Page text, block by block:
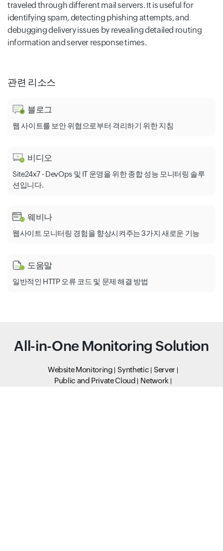
traveled through different mail servers. It is useful for
identifying spam, detecting phishing attempts, and
debugging delivery issues by revealing detailed routing
information and server response times.
관련 리소스
블로그
웹 사이트를 보안 위협으로부터 격리하기 위한 지침
비디오
Site24x7 - DevOps 및 IT 운영을 위한 종합 성능 모니터링 솔루
션입니다.
웨비나
웹사이트 모니터링 경험을 향상시켜주는 3가지 새로운 기능
도움말
일반적인 HTTP 오류 코드 및 문제 해결 방법
All-in-One Monitoring Solution
Website Monitoring Synthetic
Server
Public and Private Cloud
Network